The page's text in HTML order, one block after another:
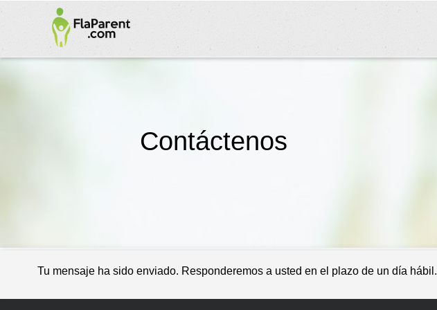
Contáctenos
Tu mensaje ha sido enviado. Responderemos a usted en el plazo de un día hábil.